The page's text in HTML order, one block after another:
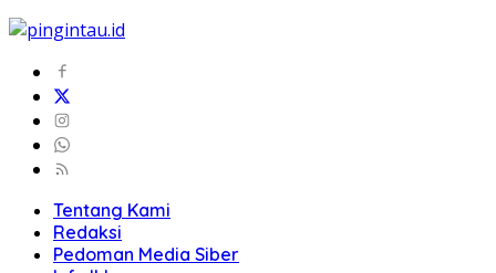
Tentang Kami
Redaksi
Pedoman Media Siber